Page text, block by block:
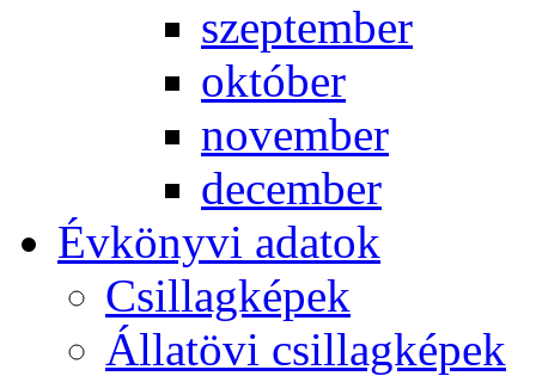
szep­tem­ber
ok­tó­ber
no­vem­ber
de­cem­ber
Év­köny­vi ada­tok
Csil­lag­ké­pek
Ál­lat­övi csil­lag­ké­pek